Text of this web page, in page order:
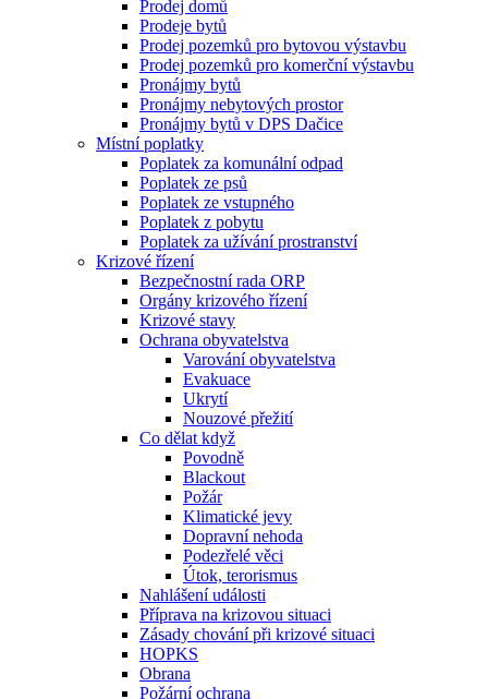
Prodej domů
Prodeje bytů
Prodej pozemků pro bytovou výstavbu
Prodej pozemků pro komerční výstavbu
Pronájmy bytů
Pronájmy nebytových prostor
Pronájmy bytů v DPS Dačice
Místní poplatky
Poplatek za komunální odpad
Poplatek ze psů
Poplatek ze vstupného
Poplatek z pobytu
Poplatek za užívání prostranství
Krizové řízení
Bezpečnostní rada ORP
Orgány krizového řízení
Krizové stavy
Ochrana obyvatelstva
Varování obyvatelstva
Evakuace
Ukrytí
Nouzové přežití
Co dělat když
Povodně
Blackout
Požár
Klimatické jevy
Dopravní nehoda
Podezřelé věci
Útok, terorismus
Nahlášení události
Příprava na krizovou situaci
Zásady chování při krizové situaci
HOPKS
Obrana
Požární ochrana